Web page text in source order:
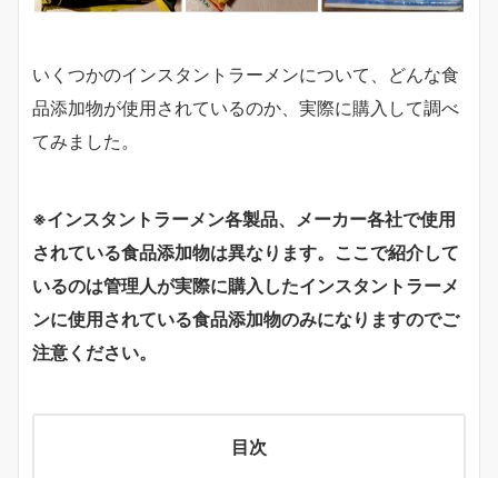
いくつかのインスタントラーメンについて、どんな食
品添加物が使用されているのか、実際に購入して調べ
てみました。
※インスタントラーメン各製品、メーカー各社で使用
されている食品添加物は異なります。ここで紹介して
いるのは管理人が実際に購入したインスタントラーメ
ンに使用されている食品添加物のみになりますのでご
注意ください。
目次